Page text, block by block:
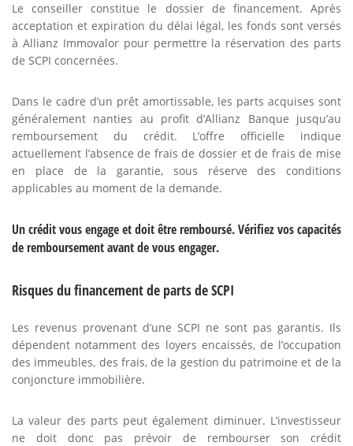
Le conseiller constitue le dossier de financement. Après
acceptation et expiration du délai légal, les fonds sont versés
à Allianz Immovalor pour permettre la réservation des parts
de SCPI concernées.
Dans le cadre d’un prêt amortissable, les parts acquises sont
généralement nanties au profit d’Allianz Banque jusqu’au
remboursement du crédit. L’offre officielle indique
actuellement l’absence de frais de dossier et de frais de mise
en place de la garantie, sous réserve des conditions
applicables au moment de la demande.
Un crédit vous engage et doit être remboursé. Vérifiez vos capacités
de remboursement avant de vous engager.
Risques du financement de parts de SCPI
Les revenus provenant d’une SCPI ne sont pas garantis. Ils
dépendent notamment des loyers encaissés, de l’occupation
des immeubles, des frais, de la gestion du patrimoine et de la
conjoncture immobilière.
La valeur des parts peut également diminuer. L’investisseur
ne doit donc pas prévoir de rembourser son crédit